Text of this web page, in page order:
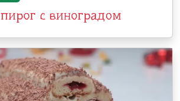
с виноградом